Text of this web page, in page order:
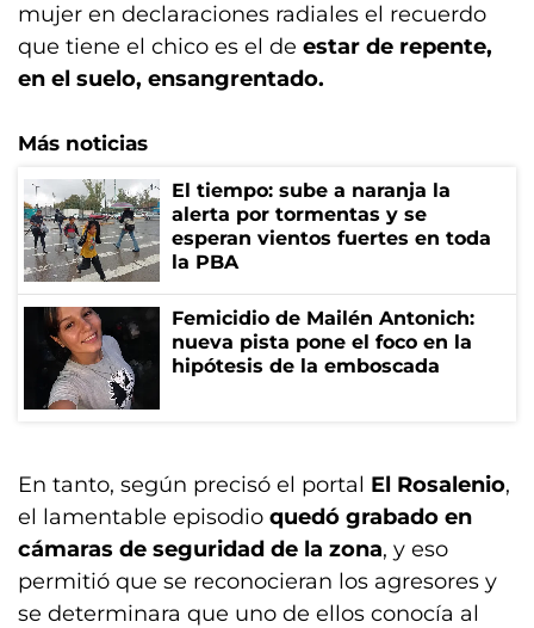
mujer en declaraciones radiales el recuerdo
que tiene el chico es el de estar de repente,
en el suelo, ensangrentado.
Más noticias
El tiempo: sube a naranja la
alerta por tormentas y se
esperan vientos fuertes en toda
la PBA
Femicidio de Mailén Antonich:
nueva pista pone el foco en la
hipótesis de la emboscada
En tanto, según precisó el portal El Rosalenio,
el lamentable episodio quedó grabado en
cámaras de seguridad de la zona, y eso
permitió que se reconocieran los agresores y
se determinara que uno de ellos conocía al